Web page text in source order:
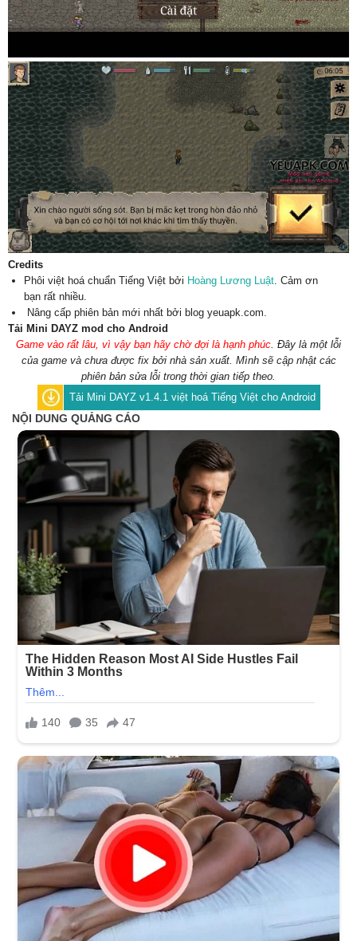
Credits
Phôi việt hoá chuẩn Tiếng Việt bởi Hoàng Lương Luật. Cảm ơn
bạn rất nhiều.
Nâng cấp phiên bản mới nhất bởi blog yeuapk.com.
Tải Mini DAYZ mod cho Android
Game vào rất lâu, vì vậy bạn hãy chờ đợi là hạnh phúc. Đây là một lỗi
của game và chưa được fix bởi nhà sản xuất. Mình sẽ cập nhật các
phiên bản sửa lỗi trong thời gian tiếp theo.
Tải Mini DAYZ v1.4.1 việt hoá Tiếng Việt cho Android